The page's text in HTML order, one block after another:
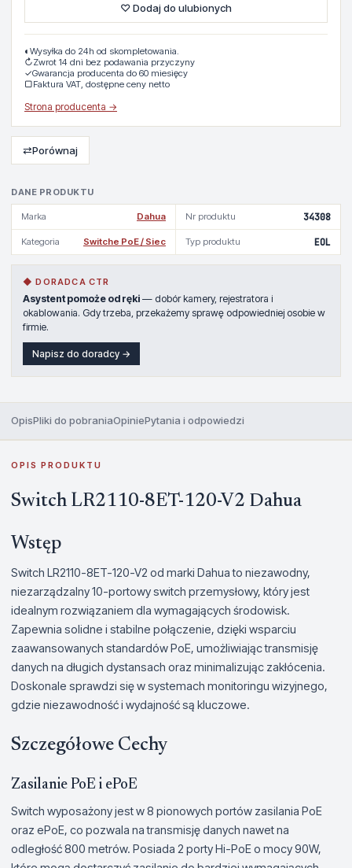
DANE PRODUKTU
Marka Dahua Nr produktu 34308
Kategoria Switche PoE / Siec Typ produktu EOL
◆ DORADCA CTR
Asystent pomoże od ręki — dobór kamery, rejestratora i
okablowania. Gdy trzeba, przekażemy sprawę odpowiedniej osobie w
firmie.
Napisz do doradcy →
♡ Dodaj do ulubionych
◐ Wysyłka do 24h od skompletowania.
↻Zwrot 14 dni bez podawania przyczyny
✓Gwarancja producenta do 60 miesięcy
▢Faktura VAT, dostępne ceny netto
Strona producenta →
⇄Porównaj
OpisPliki do pobraniaOpiniePytania i odpowiedzi
OPIS PRODUKTU
Switch LR2110-8ET-120-V2 Dahua
Wstęp
Switch LR2110-8ET-120-V2 od marki Dahua to niezawodny,
niezarządzalny 10-portowy switch przemysłowy, który jest
idealnym rozwiązaniem dla wymagających środowisk.
Zapewnia solidne i stabilne połączenie, dzięki wsparciu
zaawansowanych standardów PoE, umożliwiając transmisję
danych na długich dystansach oraz minimalizując zakłócenia.
Doskonale sprawdzi się w systemach monitoringu wizyjnego,
gdzie niezawodność i wydajność są kluczowe.
Szczegółowe Cechy
Zasilanie PoE i ePoE
Switch wyposażony jest w 8 pionowych portów zasilania PoE
oraz ePoE, co pozwala na transmisję danych nawet na
odległość 800 metrów. Posiada 2 porty Hi-PoE o mocy 90W,